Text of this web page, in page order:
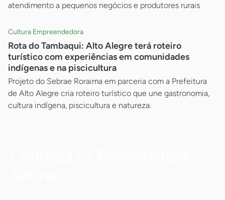
atendimento a pequenos negócios e produtores rurais
Cultura Empreendedora
Rota do Tambaqui: Alto Alegre terá roteiro
turístico com experiências em comunidades
indígenas e na piscicultura
Projeto do Sebrae Roraima em parceria com a Prefeitura
de Alto Alegre cria roteiro turístico que une gastronomia,
cultura indígena, piscicultura e natureza.